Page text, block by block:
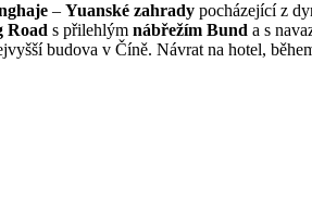
– Yuanské zahrady pocházející z
Road s přilehlým nábřežím Bund a s
budova v Číně. Návrat na hotel,